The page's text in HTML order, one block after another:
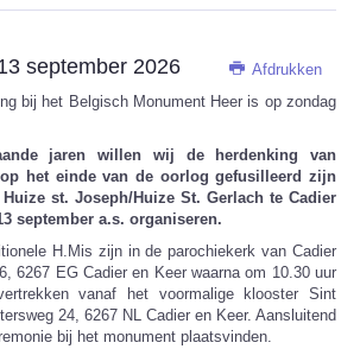
Afdrukken
september 2026
bij het Belgisch Monument Heer is op zondag
jaren willen wij de herdenking van
het einde van de oorlog gefusilleerd zijn
st. Joseph/Huize St. Gerlach te Cadier
september a.s. organiseren.
H.Mis zijn in de parochiekerk van Cadier
6267 EG Cadier en Keer waarna om 10.30 uur
vanaf het voormalige klooster Sint
24, 6267 NL Cadier en Keer. Aansluitend
bij het monument plaatsvinden.